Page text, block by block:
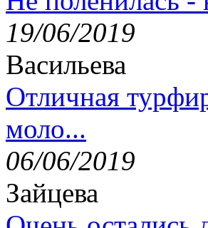
19/06/2019
Васильева
Отличная
моло...
06/06/2019
Зайцева